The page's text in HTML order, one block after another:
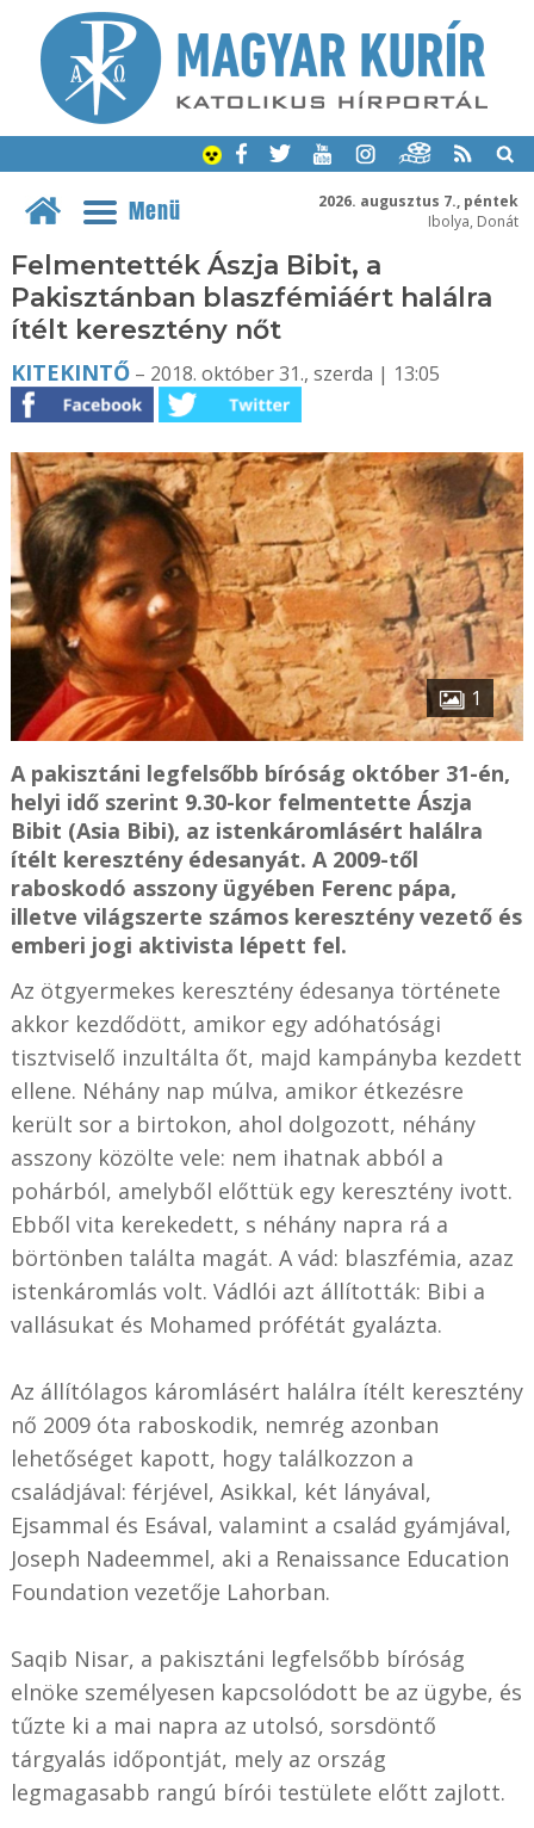
2026. augusztus 7., péntek
Ibolya, Donát
Menü
Felmentették Ászja Bibit, a
Pakisztánban blaszfémiáért halálra
ítélt keresztény nőt
KITEKINTŐ– 2018. október 31., szerda | 13:05
1
A pakisztáni legfelsőbb bíróság október 31-én,
helyi idő szerint 9.30-kor felmentette Ászja
Bibit (Asia Bibi), az istenkáromlásért halálra
ítélt keresztény édesanyát. A 2009-től
raboskodó asszony ügyében Ferenc pápa,
illetve világszerte számos keresztény vezető és
emberi jogi aktivista lépett fel.
Az ötgyermekes keresztény édesanya története
akkor kezdődött, amikor egy adóhatósági
tisztviselő inzultálta őt, majd kampányba kezdett
ellene. Néhány nap múlva, amikor étkezésre
került sor a birtokon, ahol dolgozott, néhány
asszony közölte vele: nem ihatnak abból a
pohárból, amelyből előttük egy keresztény ivott.
Ebből vita kerekedett, s néhány napra rá a
börtönben találta magát. A vád: blaszfémia, azaz
istenkáromlás volt. Vádlói azt állították: Bibi a
vallásukat és Mohamed prófétát gyalázta.
Az állítólagos káromlásért halálra ítélt keresztény
nő 2009 óta raboskodik, nemrég azonban
lehetőséget kapott, hogy találkozzon a
családjával: férjével, Asikkal, két lányával,
Ejsammal és Esával, valamint a család gyámjával,
Joseph Nadeemmel, aki a Renaissance Education
Foundation vezetője Lahorban.
Saqib Nisar, a pakisztáni legfelsőbb bíróság
elnöke személyesen kapcsolódott be az ügybe, és
tűzte ki a mai napra az utolsó, sorsdöntő
tárgyalás időpontját, mely az ország
legmagasabb rangú bírói testülete előtt zajlott.